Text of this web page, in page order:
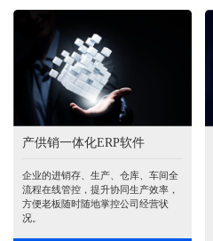
产供销一体化ERP软件
企业的进销存、生产、仓库、车间全
流程在线管控，提升协同生产效率，
方便老板随时随地掌控公司经营状
况。